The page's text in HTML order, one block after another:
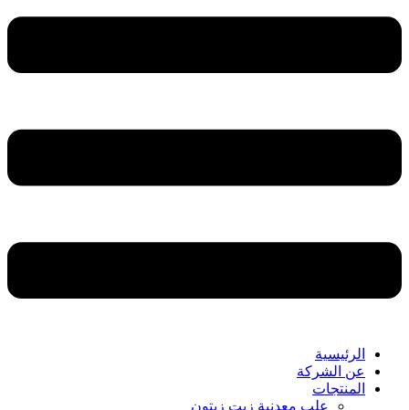
الرئيسية
عن الشركة
المنتجات
علب معدنية زيت زيتون